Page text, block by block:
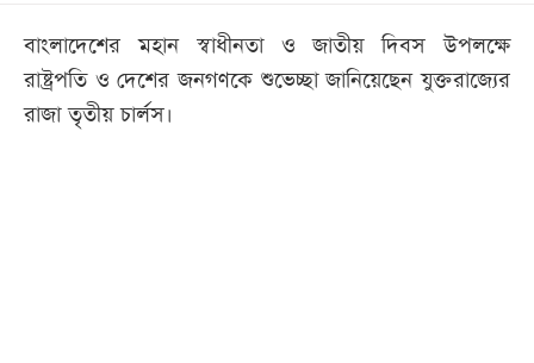
সব
বিভাগ
বাংলাদেশের মহান স্বাধীনতা ও জাতীয় দিবস উপলক্ষে
রাষ্ট্রপতি ও দেশের জনগণকে শুভেচ্ছা জানিয়েছেন যুক্তরাজ্যের
রাজা তৃতীয় চার্লস।